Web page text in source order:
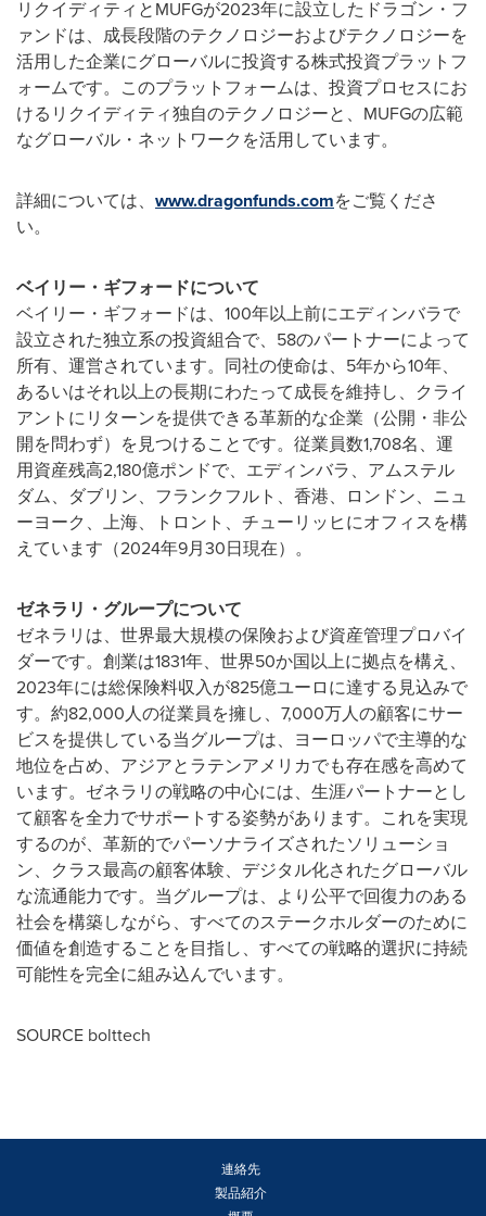
リクイディティとMUFGが2023年に設立したドラゴン・フ
ァンドは、成長段階のテクノロジーおよびテクノロジーを
活用した企業にグローバルに投資する株式投資プラットフ
ォームです。このプラットフォームは、投資プロセスにお
けるリクイディティ独自のテクノロジーと、MUFGの広範
なグローバル・ネットワークを活用しています。
詳細については、 www.dragonfunds.comをご覧くださ
い。
ベイリー・ギフォードについて
ベイリー・ギフォードは、100年以上前にエディンバラで
設立された独立系の投資組合で、58のパートナーによって
所有、運営されています。同社の使命は、5年から10年、
あるいはそれ以上の長期にわたって成長を維持し、クライ
アントにリターンを提供できる革新的な企業（公開・非公
開を問わず）を見つけることです。従業員数1,708名、運
用資産残高2,180億ポンドで、エディンバラ、アムステル
ダム、ダブリン、フランクフルト、香港、ロンドン、ニュ
ーヨーク、上海、トロント、チューリッヒにオフィスを構
えています（2024年9月30日現在）。
ゼネラリ・グループについて
ゼネラリは、世界最大規模の保険および資産管理プロバイ
ダーです。創業は1831年、世界50か国以上に拠点を構え、
2023年には総保険料収入が825億ユーロに達する見込みで
す。約82,000人の従業員を擁し、7,000万人の顧客にサー
ビスを提供している当グループは、ヨーロッパで主導的な
地位を占め、アジアとラテンアメリカでも存在感を高めて
います。ゼネラリの戦略の中心には、生涯パートナーとし
て顧客を全力でサポートする姿勢があります。これを実現
するのが、革新的でパーソナライズされたソリューショ
ン、クラス最高の顧客体験、デジタル化されたグローバル
な流通能力です。当グループは、より公平で回復力のある
社会を構築しながら、すべてのステークホルダーのために
価値を創造することを目指し、すべての戦略的選択に持続
可能性を完全に組み込んでいます。
SOURCE bolttech
連絡先
製品紹介